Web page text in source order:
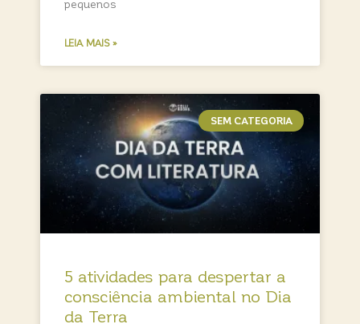
pequenos
LEIA MAIS »
SEM CATEGORIA
5 atividades para despertar a
consciência ambiental no Dia
da Terra